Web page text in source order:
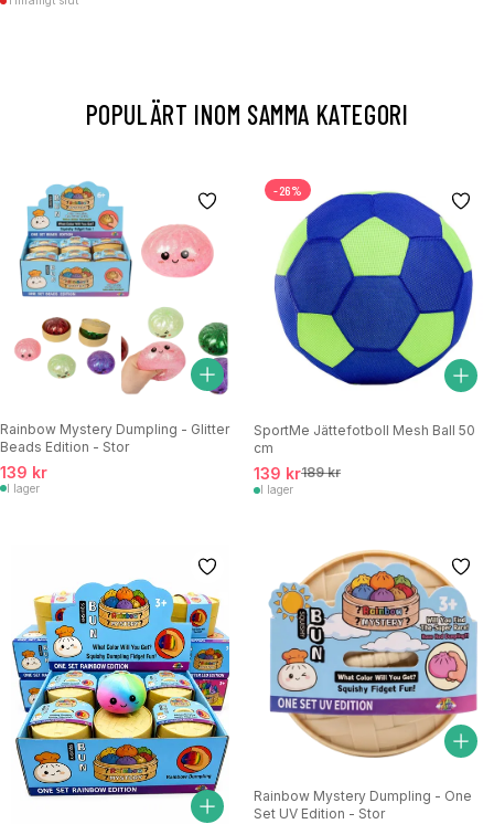
POPULÄRT INOM SAMMA KATEGORI
Rainbow Mystery Dumpling - Glitter
Beads Edition - Stor
139 kr
I lager
-26%
SportMe Jättefotboll Mesh Ball 50
cm
139 kr189 kr
I lager
Rainbow Mystery Dumpling - One
Set UV Edition - Stor